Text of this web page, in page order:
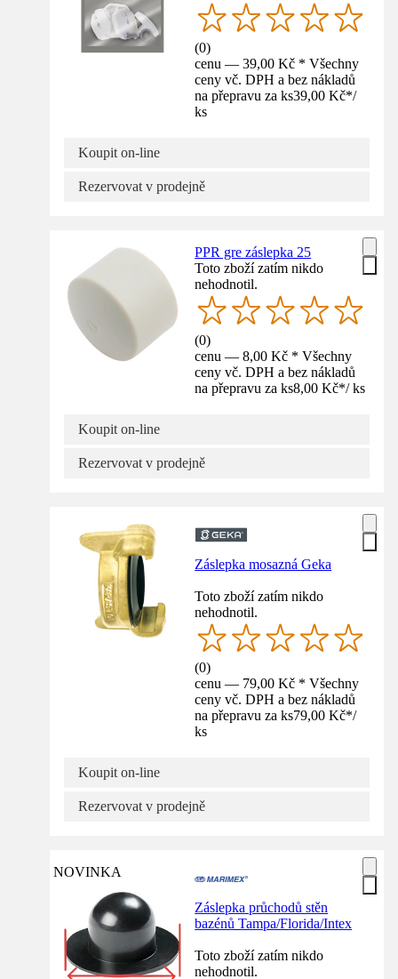
(0)
cenu — 39,00 Kč * Všechny
ceny vč. DPH a bez nákladů
na přepravu za ks39,00 Kč*/
ks
Koupit on-line
Rezervovat v prodejně
PPR gre záslepka 25
Toto zboží zatím nikdo
nehodnotil.
(0)
cenu — 8,00 Kč * Všechny
ceny vč. DPH a bez nákladů
na přepravu za ks8,00 Kč*/ ks
Koupit on-line
Rezervovat v prodejně
Záslepka mosazná Geka
Toto zboží zatím nikdo
nehodnotil.
(0)
cenu — 79,00 Kč * Všechny
ceny vč. DPH a bez nákladů
na přepravu za ks79,00 Kč*/
ks
Koupit on-line
Rezervovat v prodejně
NOVINKA
Záslepka průchodů stěn
bazénů Tampa/Florida/Intex
Toto zboží zatím nikdo
nehodnotil.